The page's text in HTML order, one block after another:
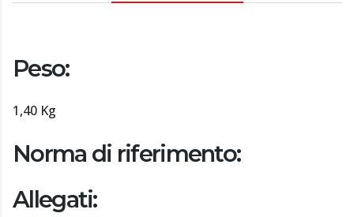
Peso:
1,40 Kg
Norma di riferimento:
Allegati: